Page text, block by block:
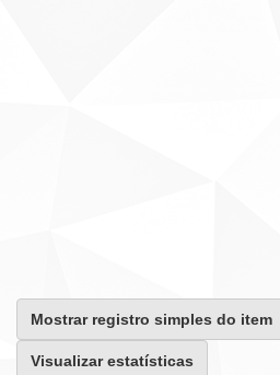
Mostrar registro simples do item
Visualizar estatísticas